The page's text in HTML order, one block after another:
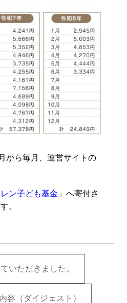
から毎月、運営サイトの
ン子ども基金 」へ寄付さ
。
いただきました。
容（ダイジェスト）